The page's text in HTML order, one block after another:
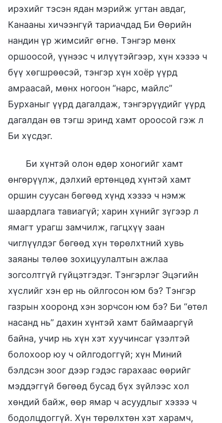
ирэхийг тэсэн ядан мэрийж угтан авдаг,
Канааны хичээнгүй тариачдад Би Өөрийн
нандин үр жимсийг өгнө. Тэнгэр мөнх
оршоосой, үүнээс ч илүүтэйгээр, хүн хэзээ ч
бүү хөгшрөөсэй, тэнгэр хүн хоёр үүрд
амраасай, мөнх ногоон “нарс, майлс”
Бурханыг үүрд дагалдаж, тэнгэрүүдийг үүрд
дагалдан өв тэгш эринд хамт ороосой гэж л
Би хүсдэг.
Би хүнтэй олон өдөр хоногийг хамт
өнгөрүүлж, дэлхий ертөнцөд хүнтэй хамт
оршин суусан бөгөөд хүнд хэзээ ч нэмж
шаардлага тавиагүй; харин хүнийг зүгээр л
ямагт урагш замчилж, гагцхүү заан
чиглүүлдэг бөгөөд хүн төрөлхтний хувь
заяаны төлөө зохицуулалтын ажлаа
зогсолтгүй гүйцэтгэдэг. Тэнгэрлэг Эцэгийн
хүслийг хэн ер нь ойлгосон юм бэ? Тэнгэр
газрын хооронд хэн зорчсон юм бэ? Би “өтөл
насанд нь” дахин хүнтэй хамт баймааргүй
байна, учир нь хүн хэт хуучинсаг үзэлтэй
болохоор юу ч ойлгодоггүй; хүн Миний
бэлдсэн зоог дээр гэдэс гарахаас өөрийг
мэддэггүй бөгөөд бусад бүх зүйлээс хол
хөндий байж, өөр ямар ч асуудлыг хэзээ ч
бодолцдоггүй. Хүн төрөлхтөн хэт харамч,